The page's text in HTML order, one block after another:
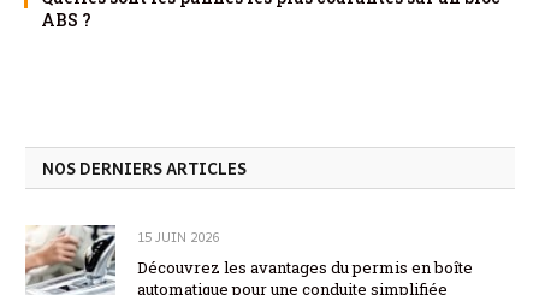
ABS ?
NOS DERNIERS ARTICLES
15 JUIN 2026
Découvrez les avantages du permis en boîte
automatique pour une conduite simplifiée